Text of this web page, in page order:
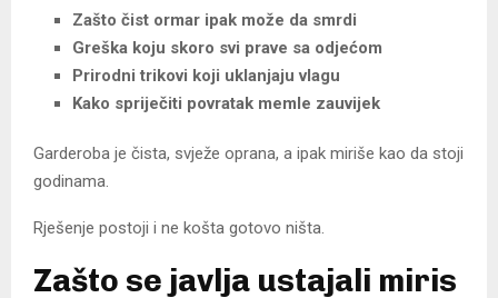
Zašto čist ormar ipak može da smrdi
Greška koju skoro svi prave sa odjećom
Prirodni trikovi koji uklanjaju vlagu
Kako spriječiti povratak memle zauvijek
Garderoba je čista, svježe oprana, a ipak miriše kao da stoji
godinama.
Rješenje postoji i ne košta gotovo ništa.
Zašto se javlja ustajali miris